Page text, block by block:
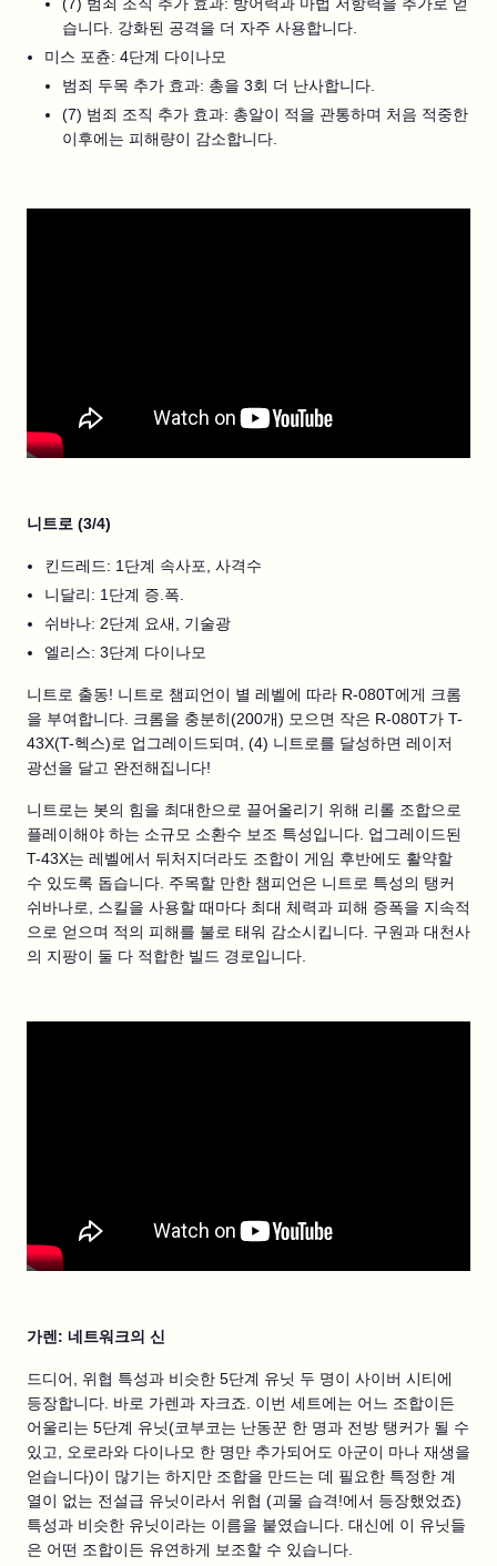
습니다. 강화된 공격을 더 자주 사용합니다.
미스 포츈: 4단계 다이나모
범죄 두목 추가 효과: 총을 3회 더 난사합니다.
(7) 범죄 조직 추가 효과: 총알이 적을 관통하며 처음 적중한
이후에는 피해량이 감소합니다.
니트로 (3/4)
킨드레드: 1단계 속사포, 사격수
니달리: 1단계 증.폭.
쉬바나: 2단계 요새, 기술광
엘리스: 3단계 다이나모
니트로 출동! 니트로 챔피언이 별 레벨에 따라 R-080T에게 크롬
을 부여합니다. 크롬을 충분히(200개) 모으면 작은 R-080T가 T-
43X(T-헥스)로 업그레이드되며, (4) 니트로를 달성하면 레이저
광선을 달고 완전해집니다!
니트로는 봇의 힘을 최대한으로 끌어올리기 위해 리롤 조합으로
플레이해야 하는 소규모 소환수 보조 특성입니다. 업그레이드된
T-43X는 레벨에서 뒤처지더라도 조합이 게임 후반에도 활약할
수 있도록 돕습니다. 주목할 만한 챔피언은 니트로 특성의 탱커
쉬바나로, 스킬을 사용할 때마다 최대 체력과 피해 증폭을 지속적
으로 얻으며 적의 피해를 불로 태워 감소시킵니다. 구원과 대천사
의 지팡이 둘 다 적합한 빌드 경로입니다.
가렌: 네트워크의 신
드디어, 위협 특성과 비슷한 5단계 유닛 두 명이 사이버 시티에
등장합니다. 바로 가렌과 자크죠. 이번 세트에는 어느 조합이든
어울리는 5단계 유닛(코부코는 난동꾼 한 명과 전방 탱커가 될 수
있고, 오로라와 다이나모 한 명만 추가되어도 아군이 마나 재생을
얻습니다)이 많기는 하지만 조합을 만드는 데 필요한 특정한 계
열이 없는 전설급 유닛이라서 위협 (괴물 습격!에서 등장했었죠)
특성과 비슷한 유닛이라는 이름을 붙였습니다. 대신에 이 유닛들
은 어떤 조합이든 유연하게 보조할 수 있습니다.